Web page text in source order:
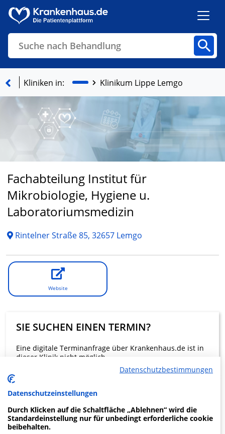
Suche nach Behandlung
Finden
Kliniken in: Klinikum Lippe Lemgo
Fachabteilung Institut für
Mikrobiologie, Hygiene u.
Laboratoriumsmedizin
Rintelner Straße 85, 32657 Lemgo
Website
SIE SUCHEN EINEN TERMIN?
Eine digitale Terminanfrage über Krankenhaus.de ist in
dieser Klinik nicht möglich.
Beratung und Kontakt
Datenschutzbestimmungen
Datenschutzeinstellungen
Durch Klicken auf die Schaltfläche „Ablehnen“ wird die
Standardeinstellung nur für unbedingt erforderliche cookie
beibehalten.